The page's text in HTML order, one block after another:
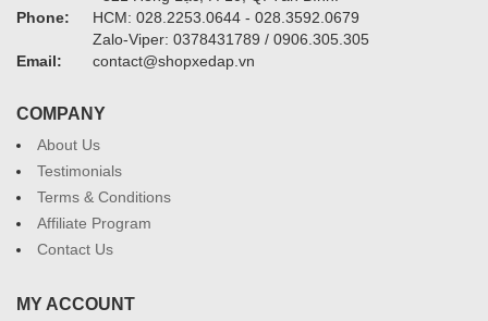
Phone:
HCM: 028.2253.0644 - 028.3592.0679
Zalo-Viper: 0378431789 / 0906.305.305
Email:
contact@shopxedap.vn
COMPANY
About Us
Testimonials
Terms & Conditions
Affiliate Program
Contact Us
MY ACCOUNT